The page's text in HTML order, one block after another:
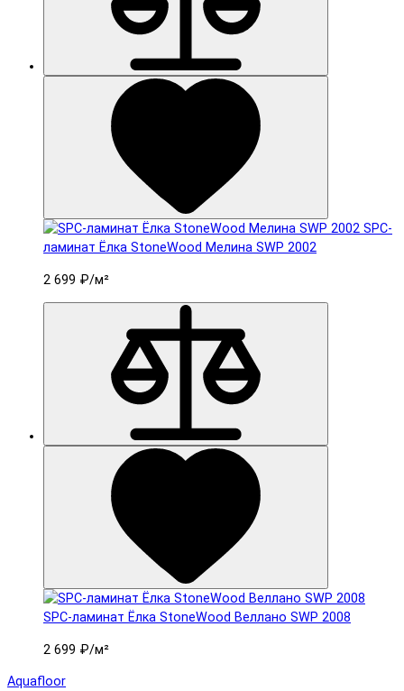
SPC-
ламинат Ëлка StoneWood Мелина SWP 2002
2 699 ₽/м²
SPC-ламинат Ëлка StoneWood Веллано SWP 2008
2 699 ₽/м²
Aquafloor